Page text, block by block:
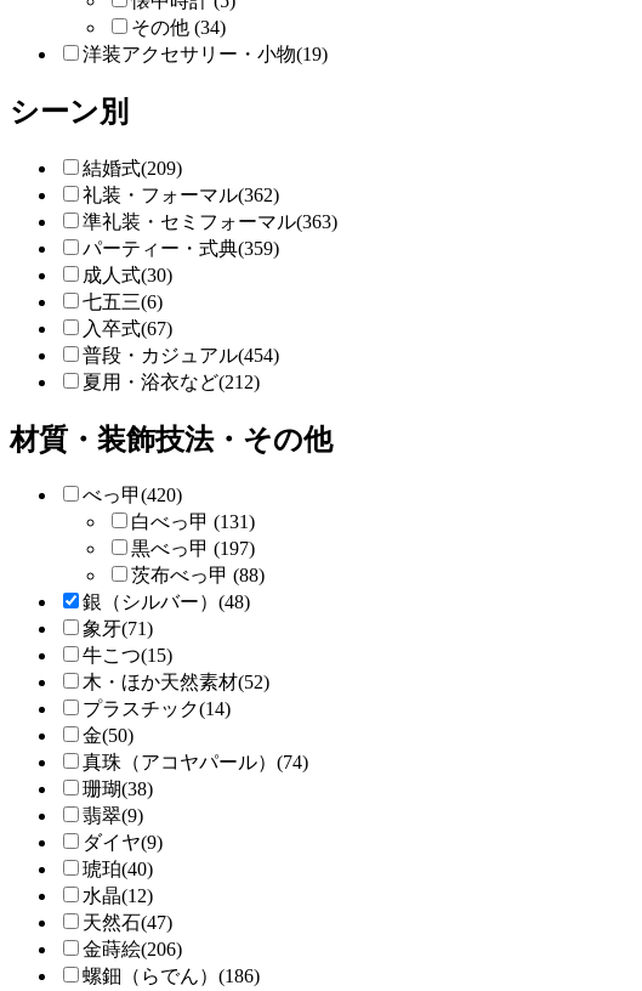
その他 (34)
洋装アクセサリー・小物(19)
シーン別
結婚式(209)
礼装・フォーマル(362)
準礼装・セミフォーマル(363)
パーティー・式典(359)
成人式(30)
七五三(6)
入卒式(67)
普段・カジュアル(454)
夏用・浴衣など(212)
材質・装飾技法・その他
べっ甲(420)
白べっ甲 (131)
黒べっ甲 (197)
茨布べっ甲 (88)
銀（シルバー）(48)
象牙(71)
牛こつ(15)
木・ほか天然素材(52)
プラスチック(14)
金(50)
真珠（アコヤパール）(74)
珊瑚(38)
翡翠(9)
ダイヤ(9)
琥珀(40)
水晶(12)
天然石(47)
金蒔絵(206)
螺鈿（らでん）(186)